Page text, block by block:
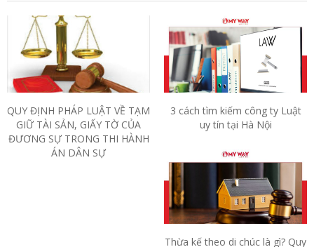
QUY ĐỊNH PHÁP LUẬT VỀ TẠM
GIỮ TÀI SẢN, GIẤY TỜ CỦA
ĐƯƠNG SỰ TRONG THI HÀNH
ÁN DÂN SỰ
3 cách tìm kiếm công ty Luật
uy tín tại Hà Nội
Thừa kế theo di chúc là gì? Quy